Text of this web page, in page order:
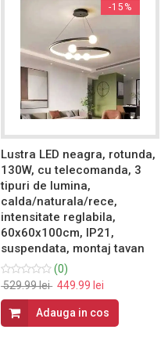
-15%
Lustra LED neagra, rotunda,
130W, cu telecomanda, 3
tipuri de lumina,
calda/naturala/rece,
intensitate reglabila,
60x60x100cm, IP21,
suspendata, montaj tavan
(0)
529.99 lei 449.99 lei
Adauga in cos